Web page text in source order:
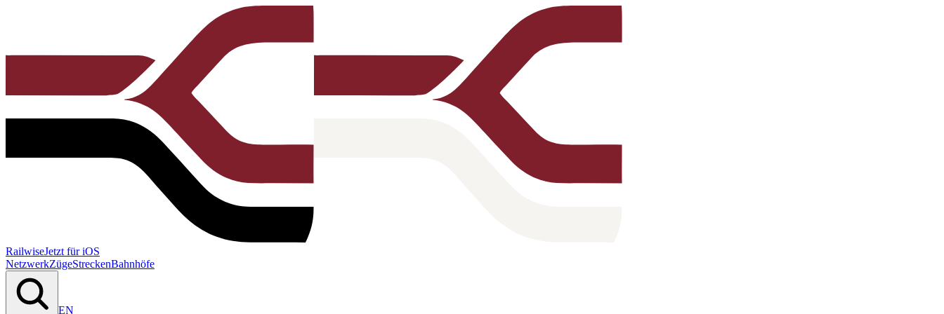
RailwiseJetzt für iOS
NetzwerkZügeStreckenBahnhöfe
EN